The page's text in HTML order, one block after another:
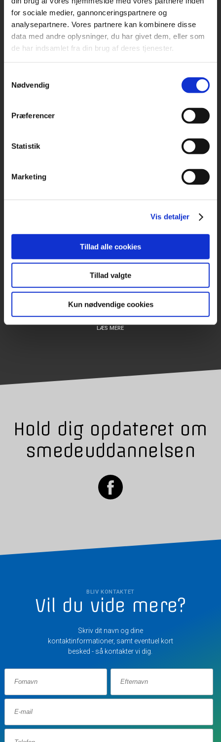
for sociale medier, gannonceringspartnere og
analysepartnere. Vores partnere kan kombinere disse
data med andre oplysninger, du har givet dem, eller som
de har indsamlet fra din brug af deres tjenester.
Nødvendig
Præferencer
Statistik
Marketing
Vis detaljer
Tillad alle cookies
Tillad valgte
Kun nødvendige cookies
Maja fortæller om alle de fede ting ved smedeuddannelsen
Hør Andreas fortælle om at være i lære som klejnsmed
LÆS MERE
Hold dig opdateret om
smedeuddannelsen
BLIV KONTAKTET
Vil du vide mere?
Skriv dit navn og dine
kontaktinformationer, samt eventuel kort
besked - så kontakter vi dig.